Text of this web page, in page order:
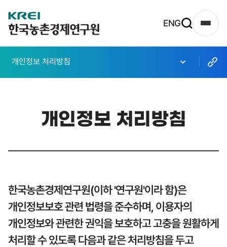
한
국
촌
원
고
ENG
트
맵
개인정보 처리방침
개인정보 처리방침
한국농촌경제연구원(이하 '연구원'이라 함)은
개인정보보호 관련 법령을 준수하며, 이용자의
개인정보와 관련한 권익을 보호하고 고충을 원활하게
처리할 수 있도록 다음과 같은 처리방침을 두고